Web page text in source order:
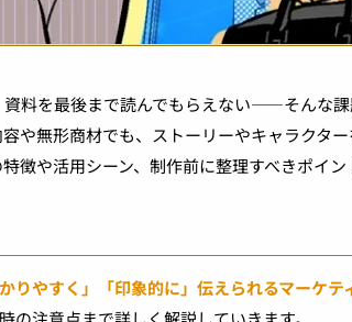
料を最後まで読んでもらえない――そんな
や無形商材でも、ストーリーやキャラクタ
徴や活用シーン、制作前に整理すべきポイ
りやすく」「印象的に」伝えられるマーケテ